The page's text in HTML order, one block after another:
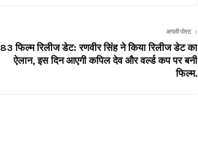
अगली पोस्ट
83 फिल्म रिलीज डेट: रणवीर सिंह ने किया रिलीज डेट का
ऐलान, इस दिन आएगी कपिल देव और वर्ल्ड कप पर बनी
फिल्म.